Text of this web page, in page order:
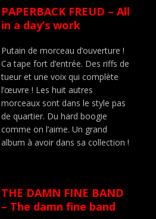
PAPERBACK FREUD – All
in a day’s work
Putain de morceau d’ouverture !
Ca tape fort d’entrée. Des riffs de
tueur et une voix qui complète
l’œuvre ! Les huit autres
morceaux sont dans le style pas
de quartier. Du hard boogie
comme on l’aime. Un grand
album à avoir dans sa collection !
THE DAMN FINE BAND
– The damn fine band